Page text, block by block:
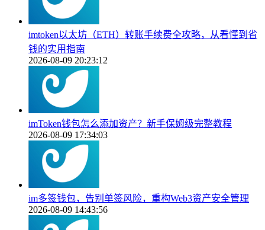
imtoken以太坊（ETH）转账手续费全攻略，从看懂到省
钱的实用指南
2026-08-09 20:23:12
imToken钱包怎么添加资产？新手保姆级完整教程
2026-08-09 17:34:03
im多签钱包，告别单签风险，重构Web3资产安全管理
2026-08-09 14:43:56